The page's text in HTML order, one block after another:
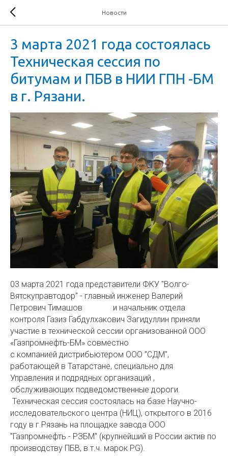
Новости
3 марта 2021 года состоялась
Техническая сессия по
битумам и ПБВ в НИИ ГПН -БМ
в г. Рязани.
03 марта 2021 года представители ФКУ "Волго-
Вятскуправтодор" - главный инженер Валерий
Петрович Тимашов и начальник отдела
контроля Газиз Габдулхакович Загидуллин приняли
участие в технической сессии организованной ООО
«Газпромнефть-БМ» совместно
с компанией дистрибьютером ООО "СДМ",
работающей в Татарстане, специально для
Управления и подрядных организаций ,
обслуживающих подведомственные дороги.
Техническая сессия состоялась на базе Научно-
исследовательского центра (НИЦ), открытого в 2016
году в г.Рязань на площадке завода ООО
"Газпромнефть - РЗБМ" (крупнейший в России актив по
производству ПБВ, в т.ч. марок PG).